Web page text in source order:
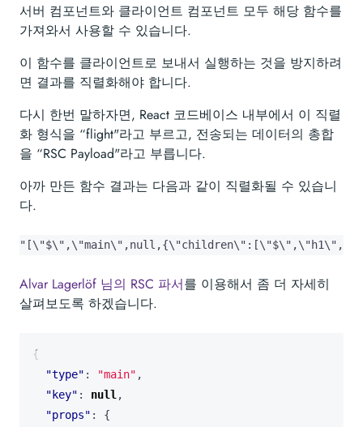
서버 컴포넌트와 클라이언트 컴포넌트 모두 해당 함수를
가져와서 사용할 수 있습니다.
이 함수를 클라이언트로 보내서 실행하는 것을 방지하려
면 결과를 직렬화해야 합니다.
다시 한번 말하자면, React 코드베이스 내부에서 이 직렬
화 형식을 “flight"라고 부르고, 전송되는 데이터의 총합
을 “RSC Payload"라고 부릅니다.
아까 만든 함수 결과는 다음과 같이 직렬화될 수 있습니
다.
Alvar Lagerlöf 님의 RSC 파서를 이용해서 좀 더 자세히
살펴보도록 하겠습니다.
{
"type" : "main" ,
"key" : null ,
"props" :
{